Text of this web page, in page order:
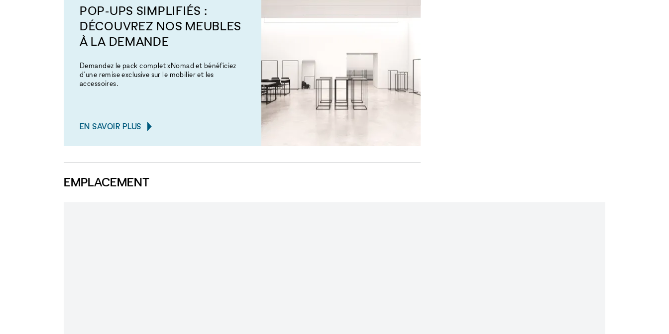
POP-UPS SIMPLIFIÉS :
DÉCOUVREZ NOS MEUBLES
À LA DEMANDE
Demandez le pack complet xNomad et bénéficiez
d'une remise exclusive sur le mobilier et les
accessoires.
EN SAVOIR PLUS
EMPLACEMENT